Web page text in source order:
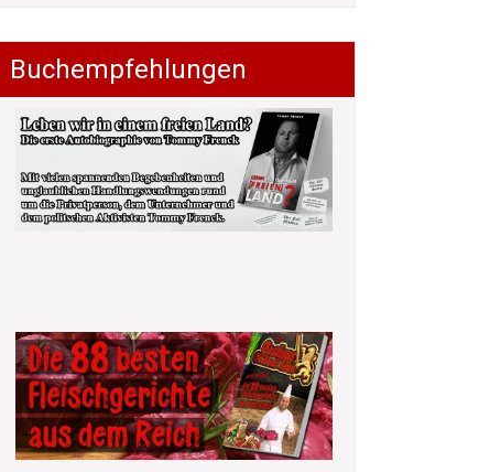
Buchempfehlungen